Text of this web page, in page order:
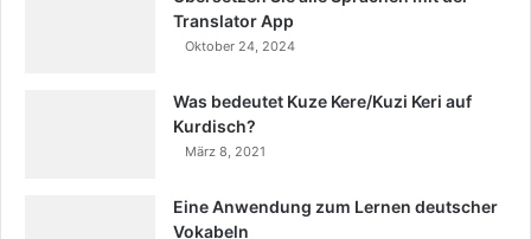
Translator App
Oktober 24, 2024
Was bedeutet Kuze Kere/Kuzi Keri auf
Kurdisch?
März 8, 2021
Eine Anwendung zum Lernen deutscher
Vokabeln